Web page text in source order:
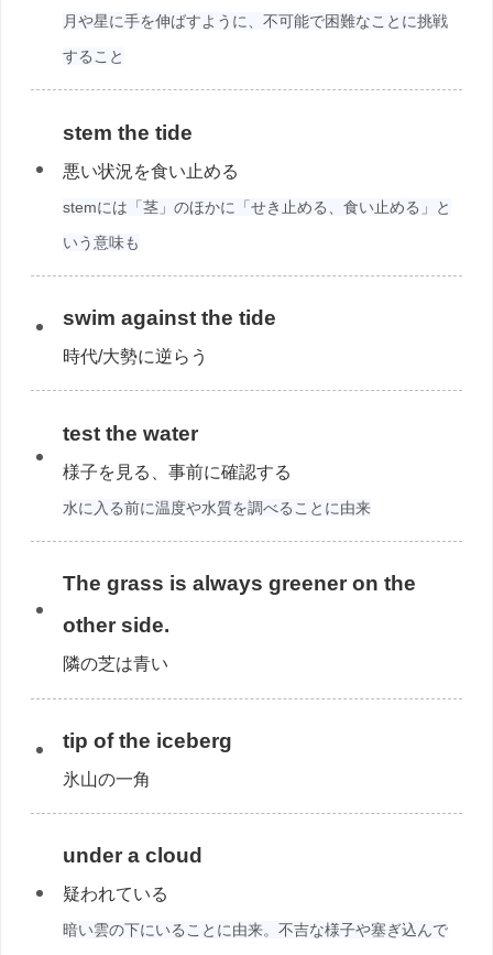
月や星に手を伸ばすように、不可能で困難なことに挑戦
すること
stem the tide
悪い状況を食い止める
stemには「茎」のほかに「せき止める、食い止める」と
いう意味も
swim against the tide
時代/大勢に逆らう
test the water
様子を見る、事前に確認する
水に入る前に温度や水質を調べることに由来
The grass is always greener on the
other side.
隣の芝は青い
tip of the iceberg
氷山の一角
under a cloud
疑われている
暗い雲の下にいることに由来。不吉な様子や塞ぎ込んで